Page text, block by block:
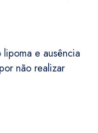
e ausência
não realizar